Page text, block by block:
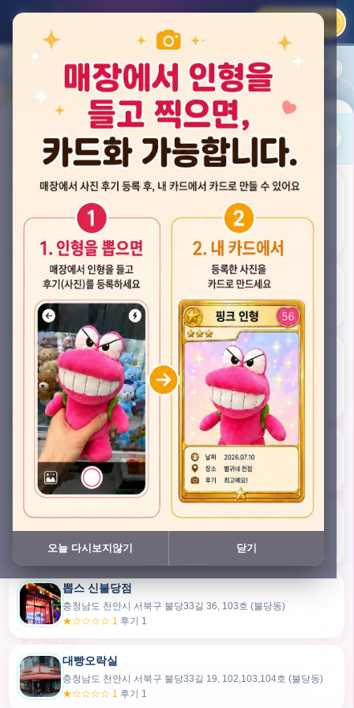
카카오 로그인
평점순 내 주변 즐겨찾기
뽑스 천안 불당점
★★★★☆ 4.2 후기 33
게임플렉스 불당동점
★★★☆☆ 2.5 후기 4
뽑기랜드
★★★★★ 4.7후기 49
픽스팟 불당점
충청남도 천안시 서북구 불당33길 47, 106호 (불당동)
★☆☆☆☆ 1 후기 1
쿠보 신불당점
충청남도 천안시 서북구 불당33길 35, 105호 (불당동)
★★★☆☆ 2.5후기 2
뽑스 신불당점
충청남도 천안시 서북구 불당33길 36, 103호 (불당동)
★☆☆☆☆ 1 후기 1
대빵오락실
충청남도 천안시 서북구 불당33길 19, 102,103,104호 (불당동)
★☆☆☆☆ 1 후기 1
30m
내위치
💬 카톡대화방
오늘 다시보지않기 닫기